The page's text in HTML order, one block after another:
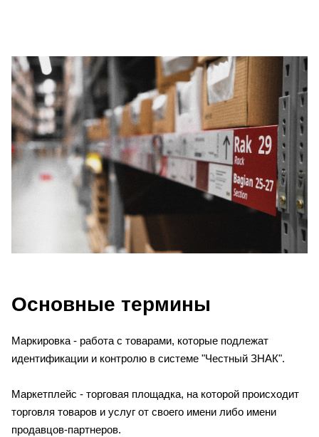
Основные термины
Маркировка - работа с товарами, которые подлежат
идентификации и контролю в системе "Честный ЗНАК".
Маркетплейс - торговая площадка, на которой происходит
торговля товаров и услуг от своего имени либо имени
продавцов-партнеров.